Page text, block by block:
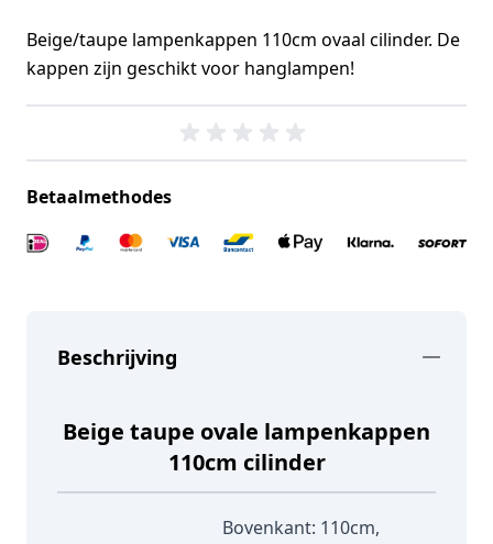
Beige/taupe lampenkappen 110cm ovaal cilinder. De
kappen zijn geschikt voor hanglampen!
Betaalmethodes
Beschrijving
Beige taupe ovale lampenkappen
110cm cilinder
Bovenkant: 110cm,